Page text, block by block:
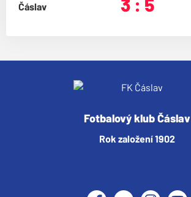
Fotbalový klub Čáslav
Rok založení 1902